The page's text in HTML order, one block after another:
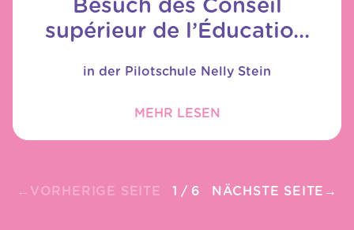
Besuch des Conseil
supérieur de l’Éducatio...
in der Pilotschule Nelly Stein
MEHR LESEN
← VORHERIGE SEITE 1 / 6 NÄCHSTE SEITE →